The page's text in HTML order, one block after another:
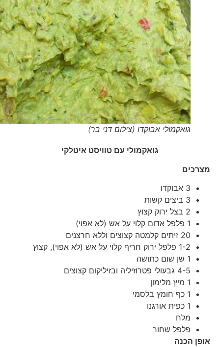
גואקמולי אבוקדו (צילום דני בר)
גואקמולי עם טוויסט איטלקי
מצרכים
3 אבוקדו
3 ביצים קשות
2 בצל ירוק קצוץ
1 פלפל אדום קלוי על אש (לא אפוי)
20 זיתים קלמטה קצוצים וללא חרצנים
1-2 פלפל ירוק חריף קלוי על אש (לא אפוי), קצוץ
1 שן שום כתושה
4-5 גבעולי פטרוזיליה ובזיליקום קצוצים
1 מיץ מלימון
1 כף חומץ בלסמי
1 כפית אורגנו
מלח
פלפל שחור
אופן הכנה